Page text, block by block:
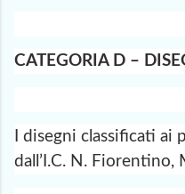
CATEGORIA D –
I disegni classificati
dall’I.C. N.